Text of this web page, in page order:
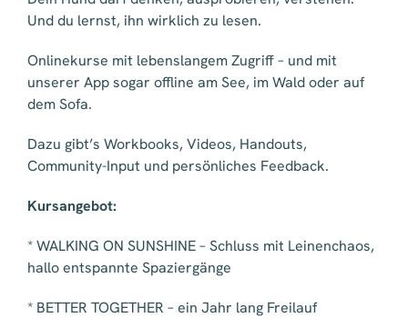
Und du lernst, ihn wirklich zu lesen.
Onlinekurse mit lebenslangem Zugriff – und mit
unserer App sogar offline am See, im Wald oder auf
dem Sofa.
Dazu gibt’s Workbooks, Videos, Handouts,
Community-Input und persönliches Feedback.
Kursangebot:
* WALKING ON SUNSHINE – Schluss mit Leinenchaos,
hallo entspannte Spaziergänge
* BETTER TOGETHER – ein Jahr lang Freilauf